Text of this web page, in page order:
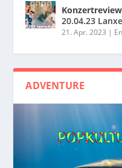
20.04.23
21. Apr. 2023 |
ADVENTURE